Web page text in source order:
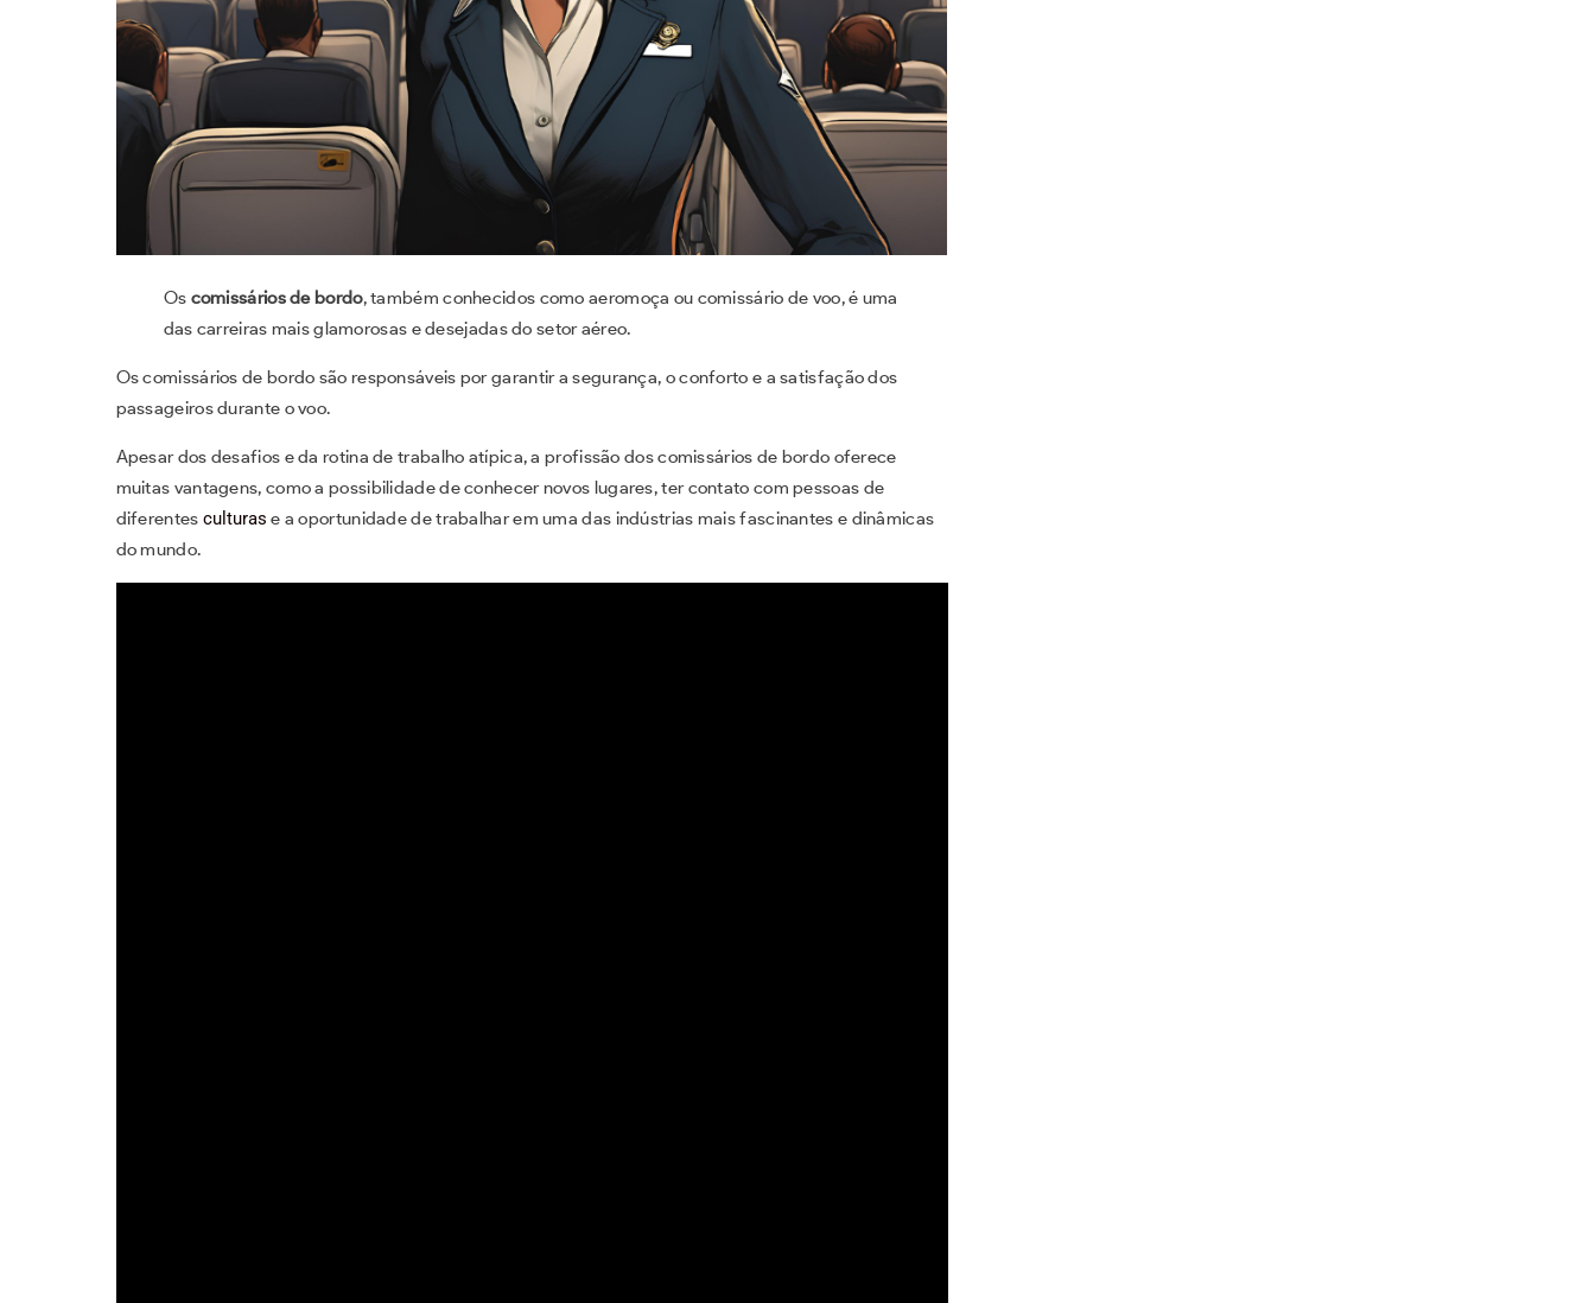
Os comissários de bordo, também conhecidos como aeromoça ou comissário de voo, é uma
das carreiras mais glamorosas e desejadas do setor aéreo.
Os comissários de bordo são responsáveis por garantir a segurança, o conforto e a satisfação dos
passageiros durante o voo.
Apesar dos desafios e da rotina de trabalho atípica, a profissão dos comissários de bordo oferece
muitas vantagens, como a possibilidade de conhecer novos lugares, ter contato com pessoas de
diferentes culturas e a oportunidade de trabalhar em uma das indústrias mais fascinantes e dinâmicas
do mundo.